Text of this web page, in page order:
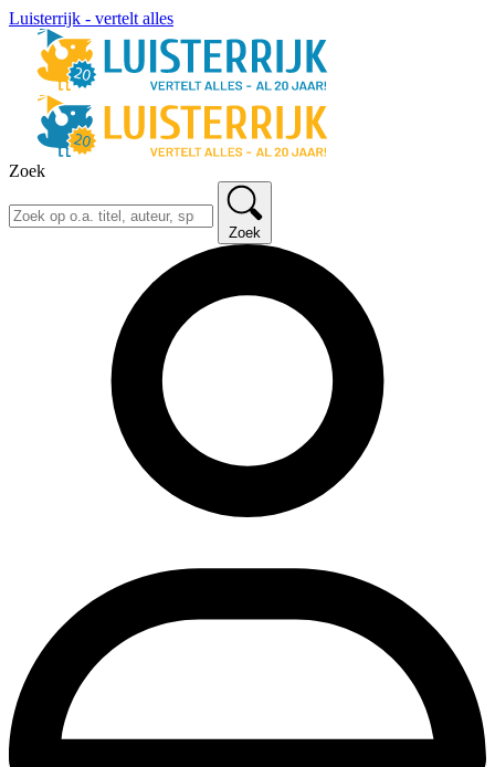
Luisterrijk - vertelt alles
Zoek
Zoek